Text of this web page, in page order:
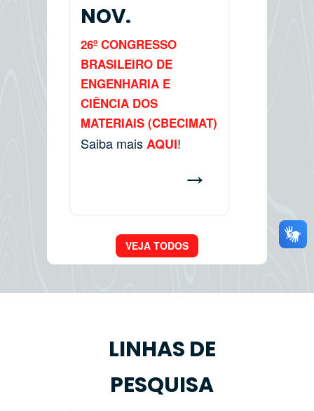
NOV.
26º CONGRESSO
BRASILEIRO DE
ENGENHARIA E
CIÊNCIA DOS
MATERIAIS (CBECIMAT)
Saiba maisAQUI!
→
VEJA TODOS
LINHAS DE
PESQUISA